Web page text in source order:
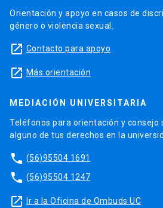
Orientación y apoyo en casos de
género o violencia sexual.
launch Contacto para apoyo
launch Más orientación
MEDIACIÓN UNIVERSITARIA
Teléfonos para orientación y consejo
alguno de tus derechos en la
phone (56)95504 1691
phone (56)95504 1247
launch Ir a la Oficina de Ombuds UC